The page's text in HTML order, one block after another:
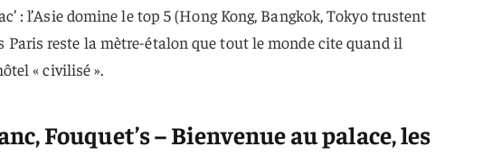
: l’Asie domine le top 5 (Hong Kong, Bangkok, Tokyo trustent
Paris reste la mètre-étalon que tout le monde cite quand il
« civilisé ».
Fouquet’s – Bienvenue au palace, les